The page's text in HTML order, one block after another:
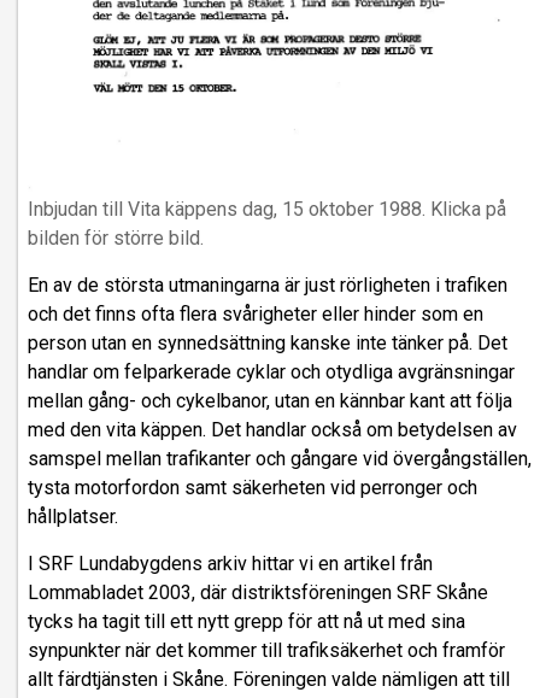
Inbjudan till Vita käppens dag, 15 oktober 1988. Klicka på
bilden för större bild.
En av de största utmaningarna är just rörligheten i trafiken
och det finns ofta flera svårigheter eller hinder som en
person utan en synnedsättning kanske inte tänker på. Det
handlar om felparkerade cyklar och otydliga avgränsningar
mellan gång- och cykelbanor, utan en kännbar kant att följa
med den vita käppen. Det handlar också om betydelsen av
samspel mellan trafikanter och gångare vid övergångställen,
tysta motorfordon samt säkerheten vid perronger och
hållplatser.
I SRF Lundabygdens arkiv hittar vi en artikel från
Lommabladet 2003, där distriktsföreningen SRF Skåne
tycks ha tagit till ett nytt grepp för att nå ut med sina
synpunkter när det kommer till trafiksäkerhet och framför
allt färdtjänsten i Skåne. Föreningen valde nämligen att till